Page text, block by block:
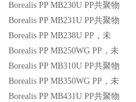
Borealis PP MB230U PP共聚物
Borealis PP MB231U PP共聚物
Borealis PP MB238U PP ，未
Borealis PP MB250WG PP ，未
Borealis PP MB310U PP共聚物
Borealis PP MB350WG PP ，未
Borealis PP MB431U PP共聚物